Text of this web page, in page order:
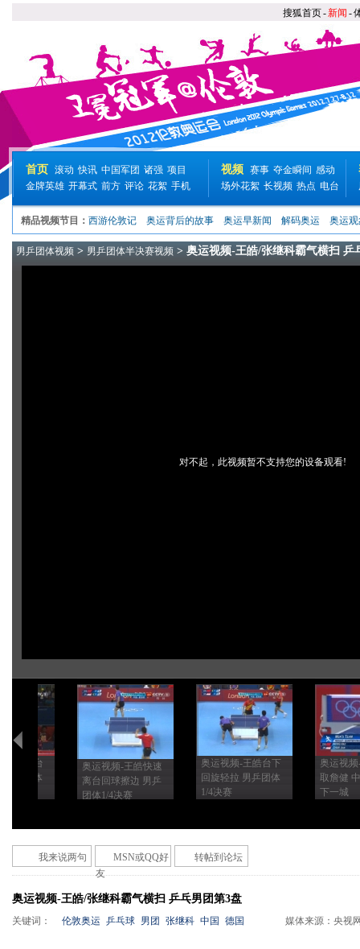
搜狐首页-新闻 -
首页 滚动 快讯 中国军团 诸强 项目
金牌英雄 开幕式 前方 评论 花絮 手机
视频 赛事 夺金瞬间 感动
场外花絮 长视频 热点 电台
精品视频节目： 西游伦敦记 奥运背后的故事 奥运早新闻 解码奥运 奥运
男乒团体视频 > 男乒团体半决赛视频 > 奥运视频-王皓/张继科霸气横扫 乒
对不起，此视频暂不支持您的设备观看!
王皓近台
男乒团体
奥运视频-王皓快速
离台回球擦边 男乒
团体1/4决赛
奥运视频-王皓台下
回旋轻拉 男乒团体
1/4决赛
奥运视
取詹健
下一城
我来说两句
MSN或QQ好
友
转帖到论坛
奥运视频-王皓/张继科霸气横扫 乒乓男团第3盘
关键词： 伦敦奥运 乒乓球 男团 张继科 中国 德国 媒体来源： 央视